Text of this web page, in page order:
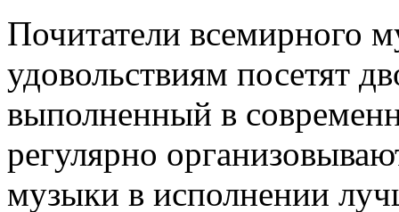
Почитатели всемирного
удовольствиям посетят
выполненный в
регулярно
музыки в исполнении